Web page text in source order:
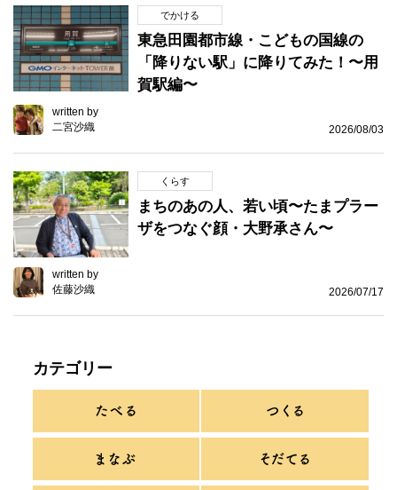
でかける
東急田園都市線・こどもの国線の
「降りない駅」に降りてみた！〜用
賀駅編〜
written by
二宮沙織
2026/08/03
くらす
まちのあの人、若い頃〜たまプラー
ザをつなぐ顔・大野承さん〜
written by
佐藤沙織
2026/07/17
カテゴリー